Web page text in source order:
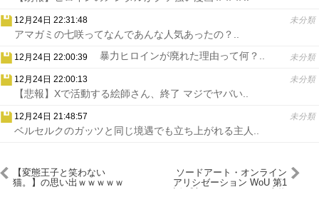
12月24日 22:31:48 未分類
アマガミの七咲ってなんであんな人気あったの？..
12月24日 22:00:39 未分類
暴力ヒロインが廃れた理由って何？..
12月24日 22:00:13 未分類
【悲報】Xで活動する絵師さん、終了 マジでヤバい..
12月24日 21:48:57 未分類
ベルセルクのガッツと同じ境遇でも立ち上がれる主人..
【変態王子と笑わない
猫。】の思い出ｗｗｗｗｗ
ソードアート・オンライン
アリシゼーション WoU 第1